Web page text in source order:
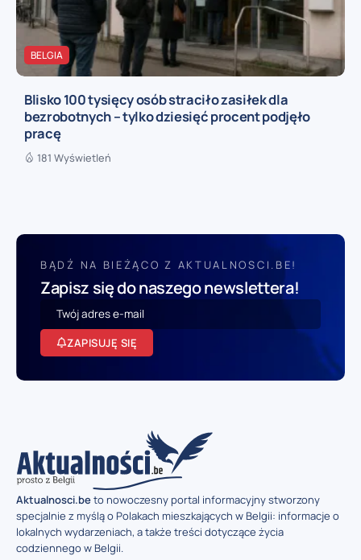
BELGIA
Blisko 100 tysięcy osób straciło zasiłek dla
bezrobotnych – tylko dziesięć procent podjęło
pracę
181 Wyświetleń
BĄDŹ NA BIEŻĄCO Z AKTUALNOSCI.BE!
Zapisz się do naszego newslettera!
ZAPISUJĘ SIĘ
Aktualnosci.beto nowoczesny portal informacyjny stworzony
specjalnie z myślą o Polakach mieszkających w Belgii: informacje o
lokalnych wydarzeniach, a także treści dotyczące życia
codziennego w Belgii.